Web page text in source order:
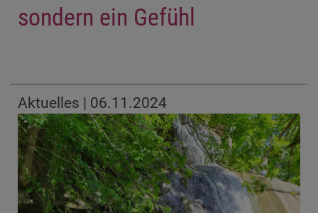
sondern ein Gefühl
Aktuelles | 06.11.2024